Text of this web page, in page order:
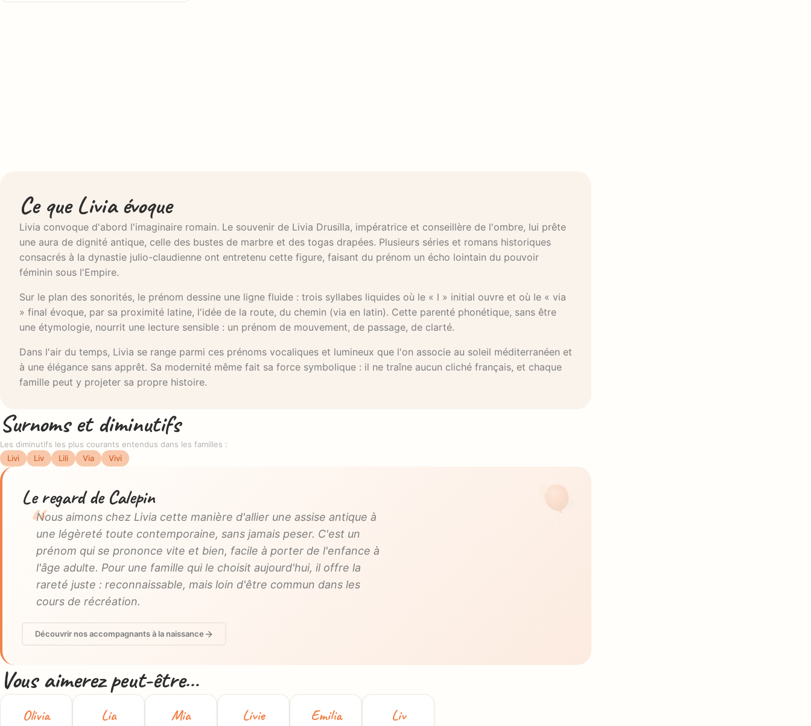
Ce que Livia évoque
Livia convoque d'abord l'imaginaire romain. Le souvenir de Livia Drusilla, impératrice et conseillère de l'ombre, lui prête
une aura de dignité antique, celle des bustes de marbre et des togas drapées. Plusieurs séries et romans historiques
consacrés à la dynastie julio-claudienne ont entretenu cette figure, faisant du prénom un écho lointain du pouvoir
féminin sous l'Empire.
Sur le plan des sonorités, le prénom dessine une ligne fluide : trois syllabes liquides où le « l » initial ouvre et où le « via
» final évoque, par sa proximité latine, l'idée de la route, du chemin (via en latin). Cette parenté phonétique, sans être
une étymologie, nourrit une lecture sensible : un prénom de mouvement, de passage, de clarté.
Dans l'air du temps, Livia se range parmi ces prénoms vocaliques et lumineux que l'on associe au soleil méditerranéen et
à une élégance sans apprêt. Sa modernité même fait sa force symbolique : il ne traîne aucun cliché français, et chaque
famille peut y projeter sa propre histoire.
Surnoms et diminutifs
Les diminutifs les plus courants entendus dans les familles :
Livi
Liv Lili Via Vivi
Le regard de Calepin
Nous aimons chez Livia cette manière d'allier une assise antique à
une légèreté toute contemporaine, sans jamais peser. C'est un
prénom qui se prononce vite et bien, facile à porter de l'enfance à
l'âge adulte. Pour une famille qui le choisit aujourd'hui, il offre la
rareté juste : reconnaissable, mais loin d'être commun dans les
cours de récréation.
Découvrir nos accompagnants à la naissance
Vous aimerez peut-être…
Olivia Lia Mia Livie Emilia Liv